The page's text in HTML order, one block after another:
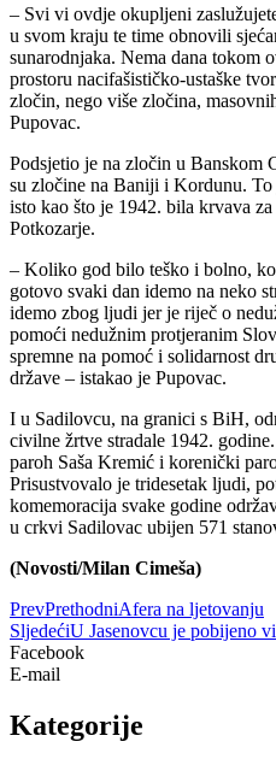
– Svi vi ovdje okupljeni
u svom kraju te time obnovili
sunarodnjaka. Nema dana tokom
prostoru nacifašističko-ustaške
zločin, nego više zločina,
Pupovac.
Podsjetio je na zločin u
su zločine na Baniji i Kordunu.
isto kao što je 1942. bila krvava
Potkozarje.
– Koliko god bilo teško i bolno,
gotovo svaki dan idemo na neko
idemo zbog ljudi jer je riječ o
pomoći nedužnim protjeranim
spremne na pomoć i solidarnost
države – istakao je Pupovac.
I u Sadilovcu, na granici s BiH,
civilne žrtve stradale 1942.
paroh Saša Kremić i korenički
Prisustvovalo je tridesetak ljudi,
komemoracija svake godine
u crkvi Sadilovac ubijen 571
(Novosti/Milan Cimeša)
PrevPrethodniAfera na ljetovanju
SljedećiU Jasenovcu je pobijeno
Facebook
E-mail
Kategorije